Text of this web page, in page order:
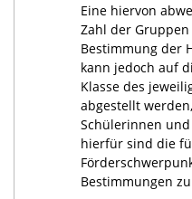
Eine hiervon
Zahl der
Bestimmung der
kann jedoch auf
Klasse des
abgestellt
Schülerinnen
hierfür sind die
Bestimmungen